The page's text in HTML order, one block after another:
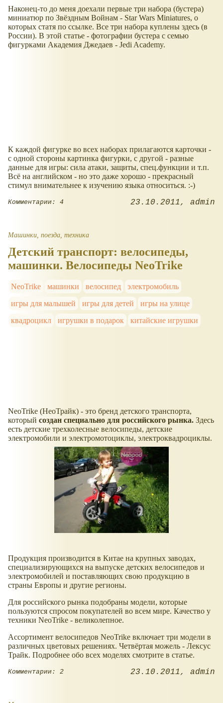
Наконец-то до меня доехали первые три набора (бустера)
миниатюр по Звёздным Войнам - Star Wars Miniatures, о
которых статя по ссылке. Все три набора куплены здесь (в
России). В этой статье - фотографии бустера с семью
фигурками Академия Джедаев - Jedi Academy.
К каждой фигурке во всех наборах прилагаются карточки -
с одной стороны картинка фигурки, с другой - разные
данные для игры: сила атаки, защиты, спец.функции и т.п.
Всё на английском - но это даже хорошо - прекрасный
стимул внимательнее к изучению языка относиться. :-)
Комментарии: 4 23.10.2011 admin
Машинки, поезда, техника
Детский транспорт: велосипеды,
машинки. Велосипеды NeoTrike
NeoTrike машинки велосипед
электромобиль
игры для малышей
игры для детей
игры на улице
квадроцикл
игрушки в подарок китайские игрушки
NeoTrike (НеоТрайк) - это бренд детского транспорта,
который создан специально для российского рынка. Здесь
есть детские трехколесные велосипеды, детские
электромобили и электромотоциклы, электроквадроциклы.
Продукция производится в Китае на крупных заводах,
специализирующихся на выпуске детских велосипедов и
электромобилей и поставляющих свою продукцию в
страны Европы и другие регионы.
Для российского рынка подобраны модели, которые
пользуются спросом покупателей во всем мире. Качество у
техники NeoTrike - великолепное.
Ассортимент велосипедов NeoTrike включает три модели в
различных цветовых решениях. Четвёртая можель - Лексус
Трайк. Подробнее обо всех моделях смотрите в статье.
Комментарии: 2 23.10.2011 admin